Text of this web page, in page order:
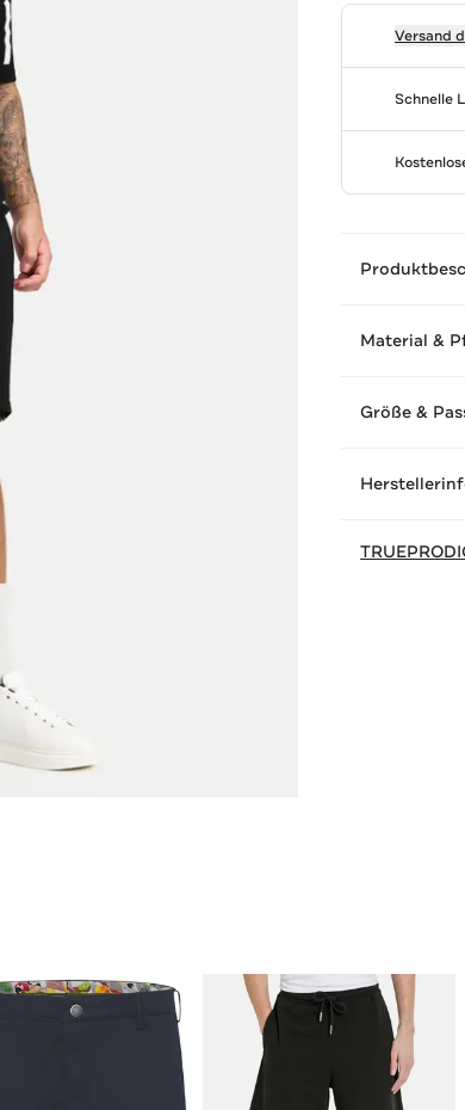
Versand
Schnelle
Material &
Größe &